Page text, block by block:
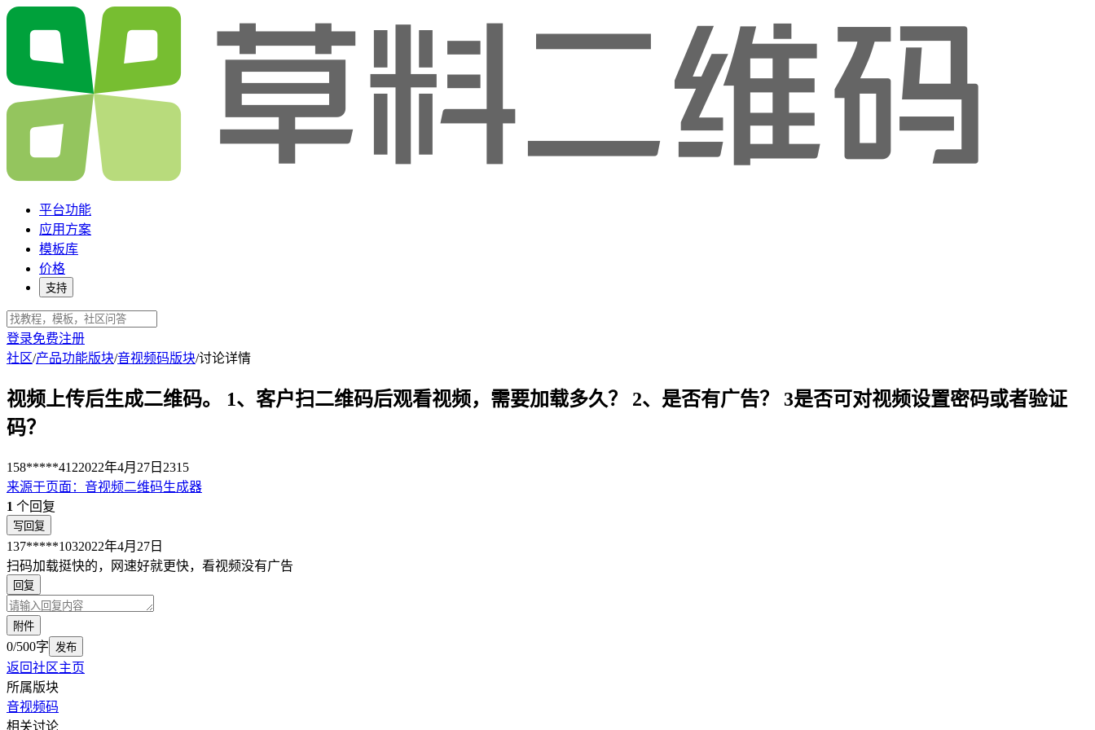
平台功能
应用方案
模板库
价格
支持
登录免费注册
社区/产品功能版块/音视频码版块/讨论详情
视频上传后生成二维码。 1、客户扫二维码后观看视频，需要加载多久？ 2、是否有广告？ 3是否可对视频设置密码或者验证
码？
158*****4122022年4月27日 2315
来源于页面 ： 音视频二维码生成器
1 个回复
写回复
137*****1032022年4月27日
扫码加载挺快的，网速好就更快，看视频没有广告
回复
附件
0/500字 发布
返回社区主页
所属版块
音视频码
相关讨论